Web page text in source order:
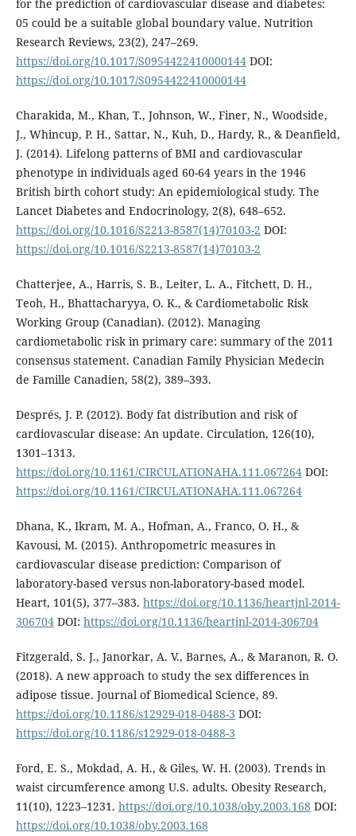
for the prediction of cardiovascular disease and diabetes:
05 could be a suitable global boundary value. Nutrition
Research Reviews, 23(2), 247–269.
https://doi.org/10.1017/S0954422410000144DOI:
https://doi.org/10.1017/S0954422410000144
Charakida, M., Khan, T., Johnson, W., Finer, N., Woodside,
J., Whincup, P. H., Sattar, N., Kuh, D., Hardy, R., & Deanfield,
J. (2014). Lifelong patterns of BMI and cardiovascular
phenotype in individuals aged 60-64 years in the 1946
British birth cohort study: An epidemiological study. The
Lancet Diabetes and Endocrinology, 2(8), 648–652.
https://doi.org/10.1016/S2213-8587(14)70103-2 DOI:
https://doi.org/10.1016/S2213-8587(14)70103-2
Chatterjee, A., Harris, S. B., Leiter, L. A., Fitchett, D. H.,
Teoh, H., Bhattacharyya, O. K., & Cardiometabolic Risk
Working Group (Canadian). (2012). Managing
cardiometabolic risk in primary care: summary of the 2011
consensus statement. Canadian Family Physician Medecin
de Famille Canadien, 58(2), 389–393.
Després, J. P. (2012). Body fat distribution and risk of
cardiovascular disease: An update. Circulation, 126(10),
1301–1313.
https://doi.org/10.1161/CIRCULATIONAHA.111.067264DOI:
https://doi.org/10.1161/CIRCULATIONAHA.111.067264
Dhana, K., Ikram, M. A., Hofman, A., Franco, O. H., &
Kavousi, M. (2015). Anthropometric measures in
cardiovascular disease prediction: Comparison of
laboratory-based versus non-laboratory-based model.
Heart, 101(5), 377–383. https://doi.org/10.1136/heartjnl-2014-
306704DOI: https://doi.org/10.1136/heartjnl-2014-306704
Fitzgerald, S. J., Janorkar, A. V., Barnes, A., & Maranon, R. O.
(2018). A new approach to study the sex differences in
adipose tissue. Journal of Biomedical Science, 89.
https://doi.org/10.1186/s12929-018-0488-3 DOI:
https://doi.org/10.1186/s12929-018-0488-3
Ford, E. S., Mokdad, A. H., & Giles, W. H. (2003). Trends in
waist circumference among U.S. adults. Obesity Research,
11(10), 1223–1231. https://doi.org/10.1038/oby.2003.168 DOI:
https://doi.org/10.1038/oby.2003.168